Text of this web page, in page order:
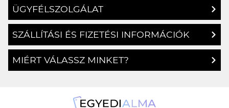
ÜGYFÉLSZOLGÁLAT
SZÁLLÍTÁSI ÉS FIZETÉSI INFORMÁCIÓK
MIÉRT VÁLASSZ MINKET?